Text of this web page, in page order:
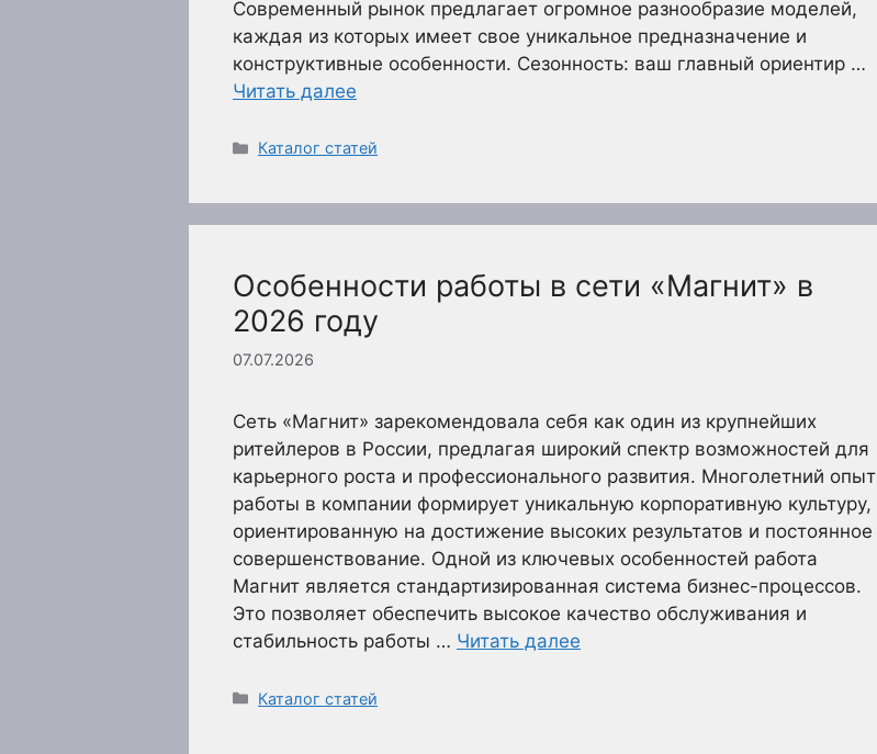
Современный рынок предлагает огромное разнообразие моделей,
каждая из которых имеет свое уникальное предназначение и
конструктивные особенности. Сезонность: ваш главный ориентир …
Читать далее
Рубрики
Каталог статей
Особенности работы в сети «Магнит» в
2026 году
07.07.2026
Сеть «Магнит» зарекомендовала себя как один из крупнейших
ритейлеров в России, предлагая широкий спектр возможностей для
карьерного роста и профессионального развития. Многолетний опыт
работы в компании формирует уникальную корпоративную культуру,
ориентированную на достижение высоких результатов и постоянное
совершенствование. Одной из ключевых особенностей работа
Магнит является стандартизированная система бизнес-процессов.
Это позволяет обеспечить высокое качество обслуживания и
стабильность работы … Читать далее
Рубрики
Каталог статей